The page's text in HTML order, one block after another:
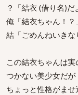
？「結衣 (借り名)だ
俺「結衣ちゃん！？
結「ごめんねいきな
この結衣ちゃんは
つかない美少女だが
ちょっと性格がま